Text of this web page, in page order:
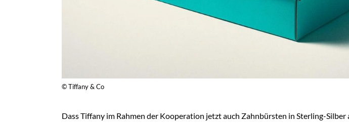
© Tiffany & Co
Dass Tiffany im Rahmen der Kooperation jetzt auch Zahnbürsten in Sterling-Silber